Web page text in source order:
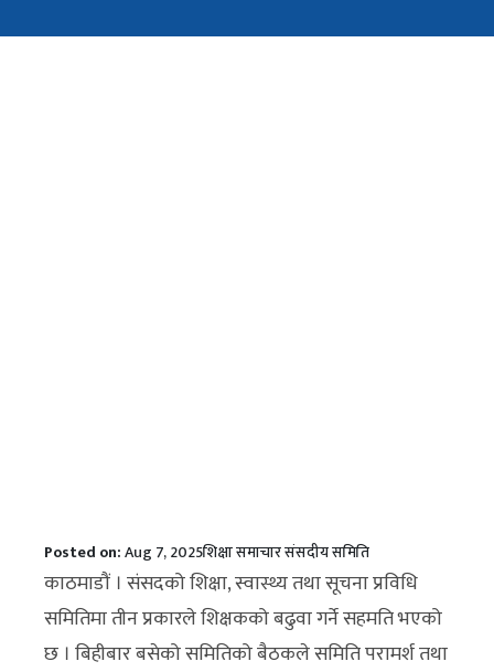
Posted on:Aug 7, 2025शिक्षासमाचारसंसदीय समिति
काठमाडौं । संसदको शिक्षा, स्वास्थ्य तथा सूचना प्रविधि
समितिमा तीन प्रकारले शिक्षकको बढुवा गर्ने सहमति भएको
छ । बिहीबार बसेको समितिको बैठकले समिति परामर्श तथा